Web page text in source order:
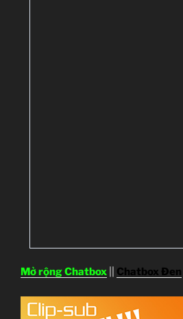
Mở rộng Chatbox Chatbox Đen